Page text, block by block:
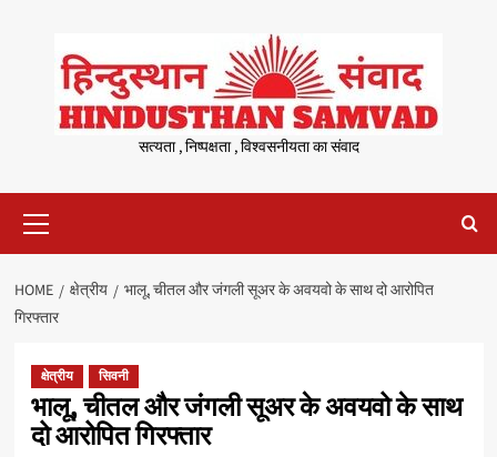
content
सत्यता , निष्पक्षता , विश्वसनीयता का संवाद
Menu
HOME क्षेत्रीय
भालू, चीतल और जंगली सूअर के अवयवो के साथ दो आरोपित
गिरफ्तार
क्षेत्रीय सिवनी
भालू, चीतल और जंगली सूअर के अवयवो के साथ
दो आरोपित गिरफ्तार